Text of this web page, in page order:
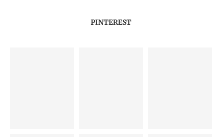
PINTEREST